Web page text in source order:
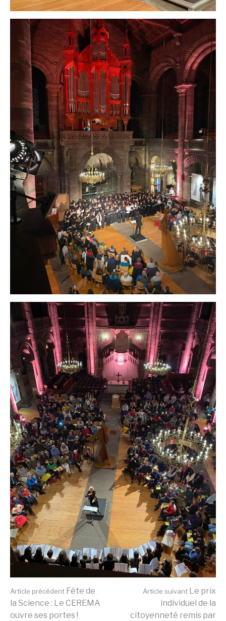
Lire
Article précédent Fête de
la Science : Le CEREMA
ouvre ses portes !
Article suivant Le prix
individuel de la
citoyenneté remis par